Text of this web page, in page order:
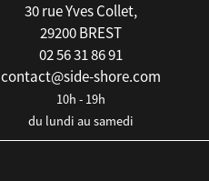
30 rue Yves Collet,
29200 BREST
02 56 31 86 91
contact@side-shore.com
10h - 19h
du lundi au samedi